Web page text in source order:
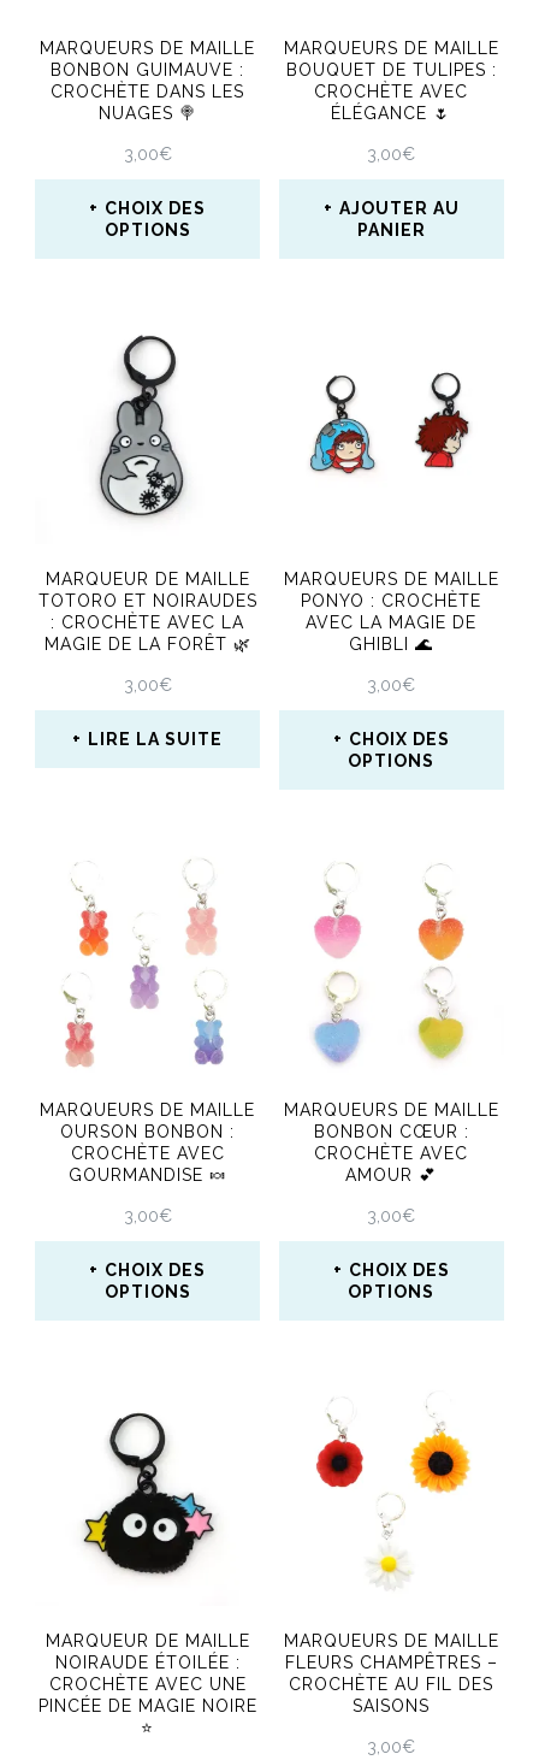
être
choisies
sur
la
page
du
être
choisies
sur
la
page
du
MARQUEURS DE MAILLE
BONBON GUIMAUVE :
CROCHÈTE DANS LES
NUAGES 🍭
3,00€
CHOIX DES
OPTIONS
plusieurs
variations.
Les
options
être
choisies
sur
la
page
MARQUEURS DE MAILLE
BOUQUET DE TULIPES :
CROCHÈTE AVEC
ÉLÉGANCE 🌷
3,00€
AJOUTER AU
PANIER
MARQUEUR DE MAILLE
TOTORO ET NOIRAUDES
: CROCHÈTE AVEC LA
MAGIE DE LA FORÊT 🌿
3,00€
LIRE LA SUITE
MARQUEURS DE MAILLE
PONYO : CROCHÈTE
AVEC LA MAGIE DE
GHIBLI 🌊
3,00€
CHOIX DES
OPTIONS
plusieurs
variations.
Les
options
être
choisies
sur
la
page
du
MARQUEURS DE MAILLE
OURSON BONBON :
CROCHÈTE AVEC
GOURMANDISE 🍬
3,00€
CHOIX DES
OPTIONS
a
plusieurs
variations.
Les
options
être
choisies
sur
MARQUEURS DE MAILLE
BONBON CŒUR :
CROCHÈTE AVEC
AMOUR 💕
3,00€
CHOIX DES
OPTIONS
plusieurs
variations.
Les
options
être
choisies
sur
MARQUEUR DE MAILLE
NOIRAUDE ÉTOILÉE :
CROCHÈTE AVEC UNE
PINCÉE DE MAGIE NOIRE
⭐
MARQUEURS DE MAILLE
FLEURS CHAMPÊTRES –
CROCHÈTE AU FIL DES
SAISONS
3,00€